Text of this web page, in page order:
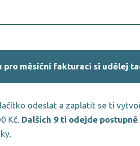
pro měsíční fakturaci si udělej
odeslat a zaplatit se ti
Kč. Dalších 9 ti odejde postupně